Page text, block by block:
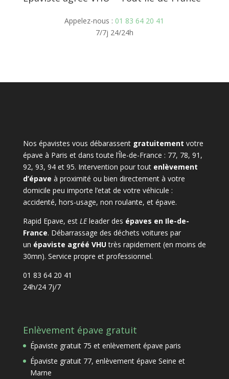
Appelez-nous : 01 83 64 20 41
7/7j 24/24h
Nos épavistes vous débarassent gratuitement votre
épave à Paris et dans toute l’Île-de-France : 77, 78, 91,
92, 93, 94 et 95. Intervention pour tout enlèvement
d’épave à proximité ou bien directement à votre
domicile peu importe l’etat de votre véhicule :
accidenté, hors-usage, non roulante, et épave.
Rapid Epave, est LEleader des épaves en Ile-de-
France. Débarrassage des déchets voitures par
un épaviste agréé VHUtrès rapidement (en moins de
30mn). Service propre et professionnel.
01 83 64 20 41
24h/24 7j/7
Enlèvement épave gratuit
Épaviste gratuit 75 et enlèvement épave paris
Épaviste gratuit 77, enlèvement épave Seine et
Marne